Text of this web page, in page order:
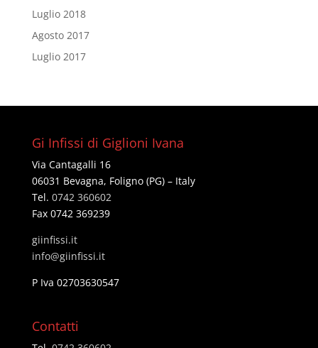
Luglio 2018
Agosto 2017
Luglio 2017
Gi Infissi di Giglioni Ivana
Via Cantagalli 16
06031 Bevagna, Foligno (PG) – Italy
Tel. 0742 360602
Fax 0742 369239
giinfissi.it
ti.issifniig
@ofni
P Iva 02703630547
Contatti